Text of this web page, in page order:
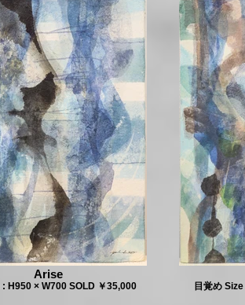
Arise
: H950 × W700 SOLD ￥35,000 目覚め